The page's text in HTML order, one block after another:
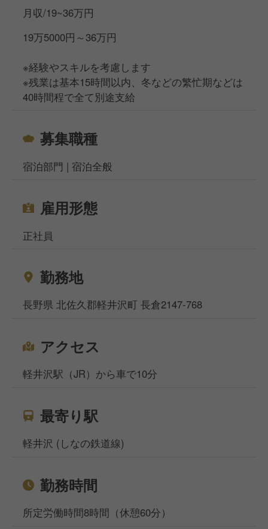
月収/19~36万円
19万5000円～36万円
※経験やスキルを考慮します
※残業は基本15時間以内、冬などの繁忙期などは
40時間程で全て別途支給
募集職種
宿泊部門 | 宿泊全般
雇用形態
正社員
勤務地
長野県 北佐久郡軽井沢町 長倉2147-768
アクセス
軽井沢駅（JR）から車で10分
最寄り駅
軽井沢 (しなの鉄道線)
勤務時間
所定労働時間8時間（休憩60分）